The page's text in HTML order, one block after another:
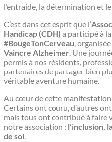
l’entraide, la détermination et
C’est dans cet esprit que l’
Handicap (CDH) a participé à
#BougeTonCerveau,
Vaincre Alzheimer. Une
permis à nos résidents,
partenaires de partager bien
véritable aventure humaine.
Au cœur de cette
Certains ont couru, d’autres
mais tous ont contribué à faire
notre association : l’inclusion,
de soi.